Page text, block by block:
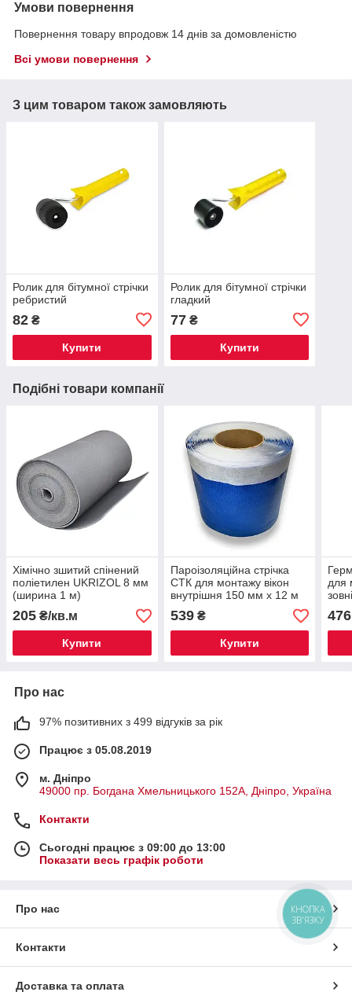
Умови повернення
Повернення товару впродовж 14 днів за домовленістю
Всі умови повернення
З цим товаром також замовляють
Ролик для бітумної стрічки
ребристий
82 ₴
Купити
Ролик для бітумної стрічки
гладкий
77₴
Купити
Подібні товари компанії
Хімічно зшитий спінений
поліетилен UKRIZOL 8 мм
(ширина 1 м)
205 ₴/кв.м
Купити
Пароізоляційна стрічка
СТК для монтажу вікон
внутрішня 150 мм х 12 м
W
539₴
Купити
для
476
Про нас
97% позитивних з 499 відгуків за рік
Працює з 05.08.2019
м. Дніпро
49000 пр. Богдана Хмельницького 152А, Дніпро, Україна
Контакти
Сьогодні працює з 09:00 до 13:00
Показати весь графік роботи
Про нас
Контакти
Доставка та оплата
КНОПКА
ЗВ'ЯЗКУ